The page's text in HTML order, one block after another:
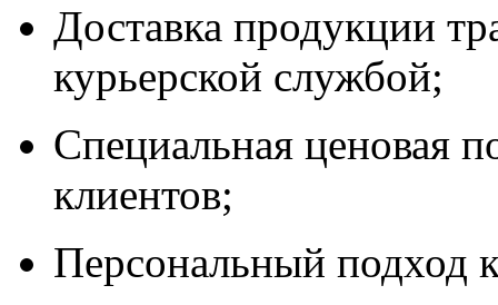
Доставка продукции
курьерской службой;
Специальная ценовая
клиентов;
Персональный подход